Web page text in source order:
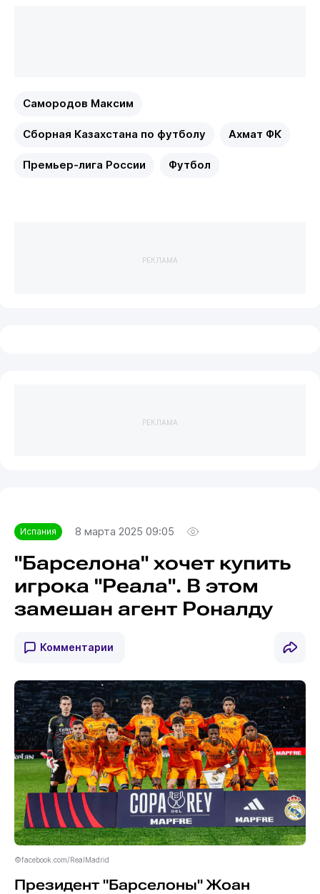
Самородов Максим
Сборная Казахстана по футболу Ахмат ФК
Премьер-лига России Футбол
РЕКЛАМА
РЕКЛАМА
Испания 8 марта 2025 09:05
"Барселона" хочет купить
игрока "Реала". В этом
замешан агент Роналду
Комментарии
©facebook.com/RealMadrid
Президент "Барселоны" Жоан